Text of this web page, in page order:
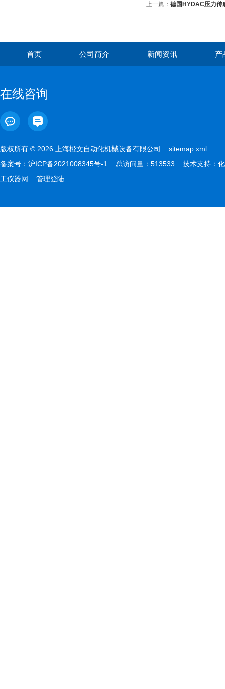
上一篇： 德国HYDAC压力传
首页 公司简介 新闻资讯 产
在线咨询
版权所有 © 2026 上海橙文自动化机械设备有限公司 sitemap.xml
备案号： 沪ICP备2021008345号-1 总访问量：513533 技术支持： 化
工仪器网
管理登陆